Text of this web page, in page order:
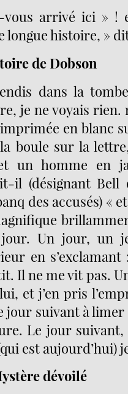
vous arrivé ici » !
longue histoire, »
de Dobson
dans la
je ne voyais rien.
en blanc
boule sur la
un homme en
il (désignant Bell
des accusés) «
jour. Un jour, un
en
Il ne me vit pas.
et j’en pris
jour suivant à
Le jour suivant,
est aujourd’hui)
dévoilé